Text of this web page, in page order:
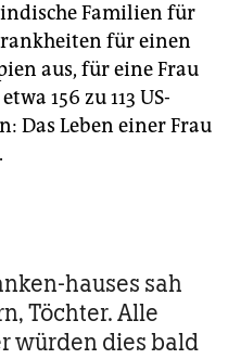
Familien für
für einen
aus, für eine Frau
156 zu 113 US-
Das Leben einer Frau
hauses sah
Töchter. Alle
würden dies bald